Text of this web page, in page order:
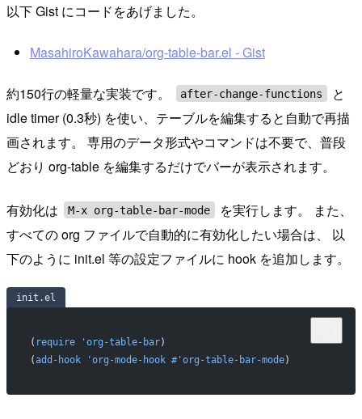
以下 Gist にコードをあげました。
MasahiroKawahara/org-table-bar.el - Gist
約150行の軽量な実装です。 after-change-functions
と
idle timer (0.3秒) を使い、テーブルを編集すると自動で再描
画されます。 専用のデータ形式やコマンドは不要で、普段
どおり org-table を編集するだけでバーが表示されます。
有効化は M-x org-table-bar-mode
を実行します。 また、
すべての org ファイルで自動的に有効化したい場合は、 以
下のように init.el 等の設定ファイルに hook を追加します。
init.el
( require 'org-table-bar)
(add-hook 'org-mode-hook #'org-table-bar-mode)